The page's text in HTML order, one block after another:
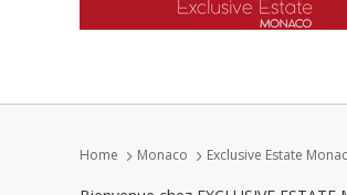
Home Monaco Exclusive Estate